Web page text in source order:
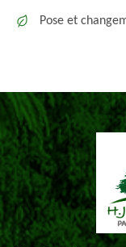
Pose et